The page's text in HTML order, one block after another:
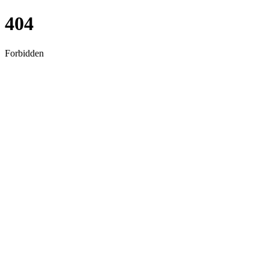
404
Forbidden